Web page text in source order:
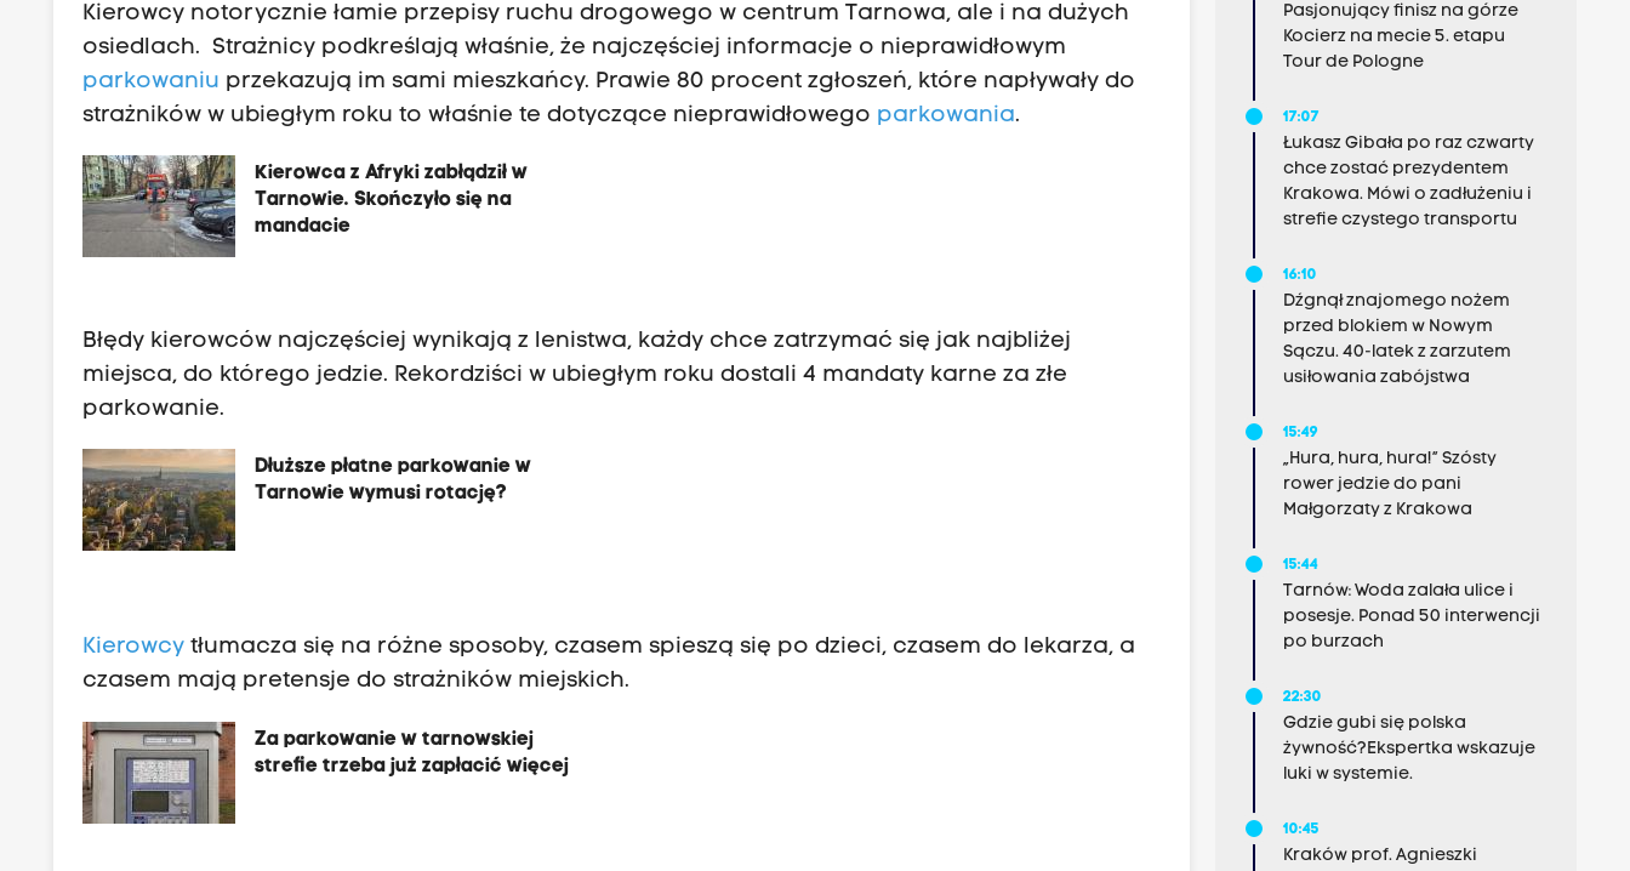
Kierowcy notorycznie łamie przepisy ruchu drogowego w centrum Tarnowa, ale i na dużych
osiedlach. Strażnicy podkreślają właśnie, że najczęściej informacje o nieprawidłowym
parkowaniu przekazują im sami mieszkańcy. Prawie 80 procent zgłoszeń, które napływały do
strażników w ubiegłym roku to właśnie te dotyczące nieprawidłowego parkowania.
Kierowca z Afryki zabłądził w
Tarnowie. Skończyło się na
mandacie
Błędy kierowców najczęściej wynikają z lenistwa, każdy chce zatrzymać się jak najbliżej
miejsca, do którego jedzie. Rekordziści w ubiegłym roku dostali 4 mandaty karne za złe
parkowanie.
Dłuższe płatne parkowanie w
Tarnowie wymusi rotację?
Kierowcy tłumacza się na różne sposoby, czasem spieszą się po dzieci, czasem do lekarza, a
czasem mają pretensje do strażników miejskich.
Za parkowanie w tarnowskiej
strefie trzeba już zapłacić więcej
Pasjonujący finisz na górze
Kocierz na mecie 5. etapu
Tour de Pologne
17:07
Łukasz Gibała po raz czwarty
chce zostać prezydentem
Krakowa. Mówi o zadłużeniu i
strefie czystego transportu
16:10
Dźgnął znajomego nożem
przed blokiem w Nowym
Sączu. 40-latek z zarzutem
usiłowania zabójstwa
15:49
„Hura, hura, hura!” Szósty
rower jedzie do pani
Małgorzaty z Krakowa
15:44
Tarnów: Woda zalała ulice i
posesje. Ponad 50 interwencji
po burzach
22:30
Gdzie gubi się polska
żywność?Ekspertka wskazuje
luki w systemie.
10:45
Kraków prof. Agnieszki